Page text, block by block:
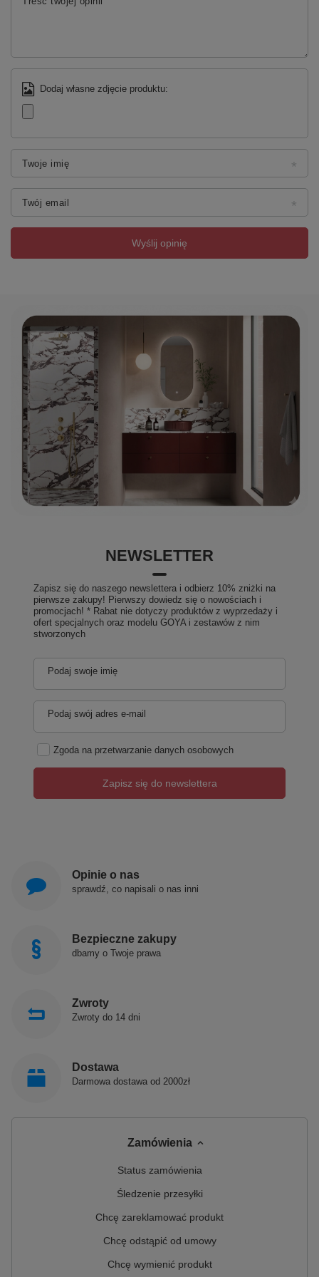
Dodaj własne zdjęcie produktu:
Twoje imię
Twój email
Wyślij opinię
NEWSLETTER
Zapisz się do naszego newslettera i odbierz 10% zniżki na
pierwsze zakupy! Pierwszy dowiedz się o nowościach i
promocjach! * Rabat nie dotyczy produktów z wyprzedaży i
ofert specjalnych oraz modelu GOYA i zestawów z nim
stworzonych
Podaj swoje imię
Podaj swój adres e-mail
Zgoda na przetwarzanie danych osobowych
Zapisz się do newslettera
Opinie o nas
sprawdź, co napisali o nas inni
Bezpieczne zakupy
dbamy o Twoje prawa
Zwroty
Zwroty do 14 dni
Dostawa
Darmowa dostawa od 2000zł
Zamówienia
Status zamówienia
Śledzenie przesyłki
Chcę zareklamować produkt
Chcę odstąpić od umowy
Chcę wymienić produkt